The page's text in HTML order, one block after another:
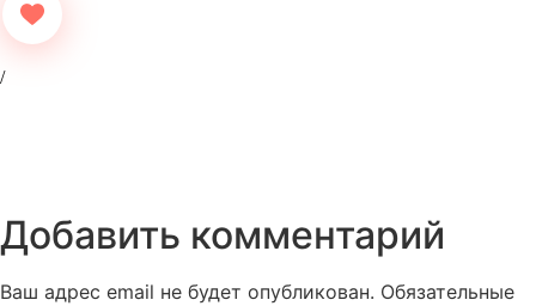
Добавить комментарий
Ваш адрес email не будет опубликован. Обязательные